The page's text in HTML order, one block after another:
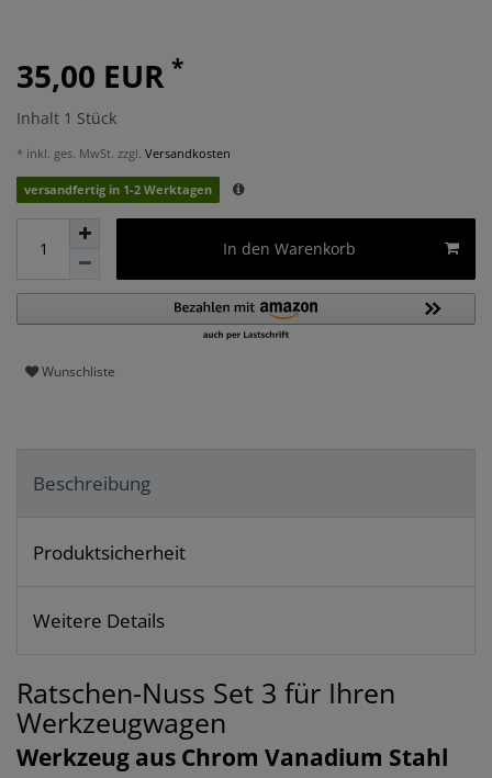
35,00 EUR *
Inhalt 1 Stück
* inkl. ges. MwSt. zzgl. Versandkosten
versandfertig in 1-2 Werktagen
In den Warenkorb
Wunschliste
Beschreibung
Produktsicherheit
Weitere Details
Ratschen-Nuss Set 3 für Ihren
Werkzeugwagen
Werkzeug aus Chrom Vanadium Stahl